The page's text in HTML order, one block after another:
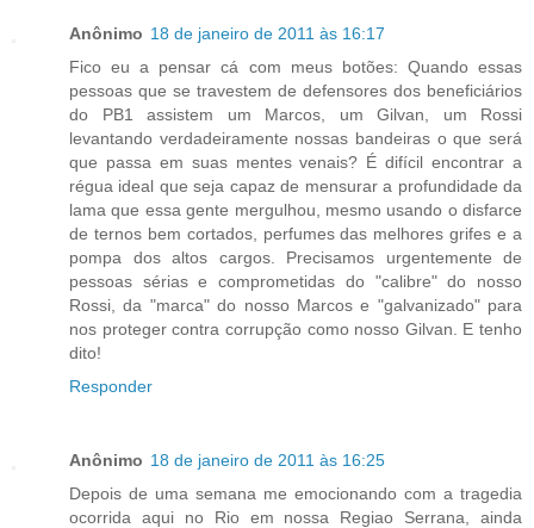
Anônimo 18 de janeiro de 2011 às 16:17
Fico eu a pensar cá com meus botões: Quando essas
pessoas que se travestem de defensores dos beneficiários
do PB1 assistem um Marcos, um Gilvan, um Rossi
levantando verdadeiramente nossas bandeiras o que será
que passa em suas mentes venais? É difícil encontrar a
régua ideal que seja capaz de mensurar a profundidade da
lama que essa gente mergulhou, mesmo usando o disfarce
de ternos bem cortados, perfumes das melhores grifes e a
pompa dos altos cargos. Precisamos urgentemente de
pessoas sérias e comprometidas do "calibre" do nosso
Rossi, da "marca" do nosso Marcos e "galvanizado" para
nos proteger contra corrupção como nosso Gilvan. E tenho
dito!
Responder
Anônimo 18 de janeiro de 2011 às 16:25
Depois de uma semana me emocionando com a tragedia
ocorrida aqui no Rio em nossa Regiao Serrana, ainda